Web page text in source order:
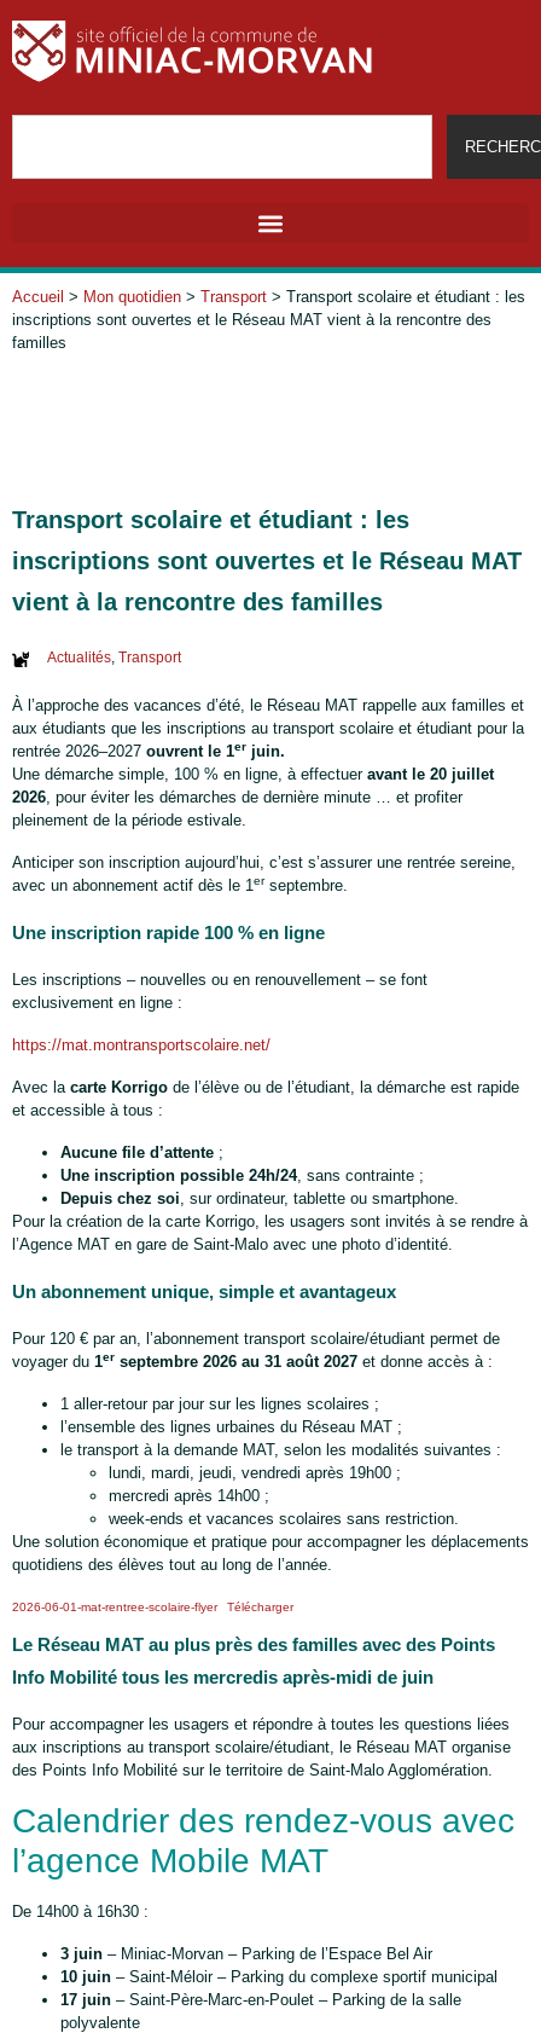
Accueil > Mon quotidien > Transport > Transport scolaire et étudiant : les
inscriptions sont ouvertes et le Réseau MAT vient à la rencontre des
familles
Transport scolaire et étudiant : les
inscriptions sont ouvertes et le Réseau MAT
vient à la rencontre des familles
Actualités, Transport
À l’approche des vacances d’été, le Réseau MAT rappelle aux familles et
aux étudiants que les inscriptions au transport scolaire et étudiant pour la
rentrée 2026–2027 ouvrent le 1er juin.
Une démarche simple, 100 % en ligne, à effectuer avant le 20 juillet
2026, pour éviter les démarches de dernière minute … et profiter
pleinement de la période estivale.
Anticiper son inscription aujourd’hui, c’est s’assurer une rentrée sereine,
avec un abonnement actif dès le 1erseptembre.
Une inscription rapide 100 % en ligne
Les inscriptions – nouvelles ou en renouvellement – se font
exclusivement en ligne :
https://mat.montransportscolaire.net/
Avec la carte Korrigo de l’élève ou de l’étudiant, la démarche est rapide
et accessible à tous :
Aucune file d’attente ;
Une inscription possible 24h/24, sans contrainte ;
Depuis chez soi, sur ordinateur, tablette ou smartphone.
Pour la création de la carte Korrigo, les usagers sont invités à se rendre à
l’Agence MAT en gare de Saint-Malo avec une photo d’identité.
Un abonnement unique, simple et avantageux
Pour 120 € par an, l’abonnement transport scolaire/étudiant permet de
voyager du 1er septembre 2026 au 31 août 2027 et donne accès à :
1 aller-retour par jour sur les lignes scolaires ;
l’ensemble des lignes urbaines du Réseau MAT ;
le transport à la demande MAT, selon les modalités suivantes :
lundi, mardi, jeudi, vendredi après 19h00 ;
mercredi après 14h00 ;
week-ends et vacances scolaires sans restriction.
Une solution économique et pratique pour accompagner les déplacements
quotidiens des élèves tout au long de l’année.
2026-06-01-mat-rentree-scolaire-flyer Télécharger
Le Réseau MAT au plus près des familles avec des Points
Info Mobilité tous les mercredis après-midi de juin
Pour accompagner les usagers et répondre à toutes les questions liées
aux inscriptions au transport scolaire/étudiant, le Réseau MAT organise
des Points Info Mobilité sur le territoire de Saint-Malo Agglomération.
Calendrier des rendez-vous avec
l’agence Mobile MAT
De 14h00 à 16h30 :
3 juin – Miniac-Morvan – Parking de l’Espace Bel Air
10 juin – Saint-Méloir – Parking du complexe sportif municipal
17 juin – Saint-Père-Marc-en-Poulet – Parking de la salle
polyvalente